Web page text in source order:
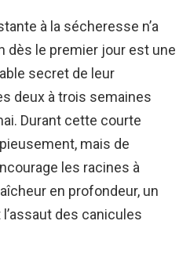
à la sécheresse n’a
dès le premier jour est une
secret de leur
deux à trois semaines
Durant cette courte
mais de
les racines à
en profondeur, un
des canicules